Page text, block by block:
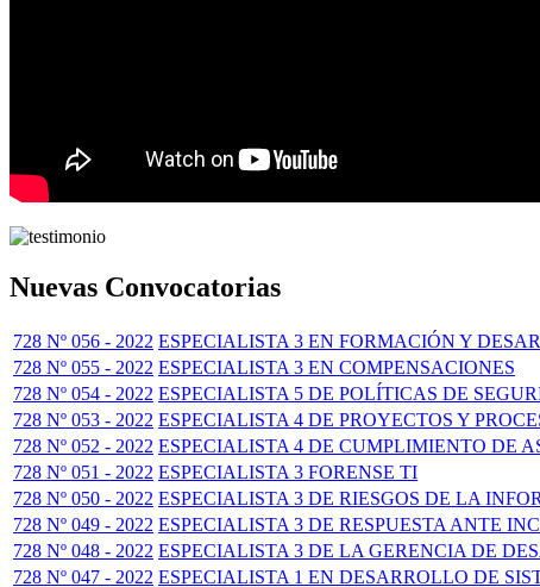
Nuevas Convocatorias
728 Nº 056 - 2022 ESPECIALISTA 3 EN FORMACIÓN Y
728 Nº 055 - 2022 ESPECIALISTA 3 EN COMPENSACIONES
728 Nº 054 - 2022 ESPECIALISTA 5 DE POLÍTICAS DE
728 Nº 053 - 2022 ESPECIALISTA 4 DE PROYECTOS Y
728 Nº 052 - 2022 ESPECIALISTA 4 DE CUMPLIMIENTO DE
728 Nº 051 - 2022 ESPECIALISTA 3 FORENSE TI
728 Nº 050 - 2022 ESPECIALISTA 3 DE RIESGOS DE LA
728 Nº 049 - 2022 ESPECIALISTA 3 DE RESPUESTA ANTE
728 Nº 048 - 2022 ESPECIALISTA 3 DE LA GERENCIA DE
728 Nº 047 - 2022 ESPECIALISTA 1 EN DESARROLLO DE